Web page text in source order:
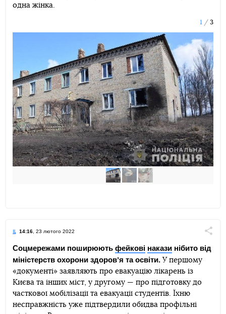
одна жінка.
1 3
14:16, 23 лютого 2022
TelegramFacebookTwitter
Соцмережами поширюють фейкові накази нібито від
міністерств охорони здоровʼя та освіти. У першому
«документі» заявляють про евакуацію лікарень із
Києва та інших міст, у другому — про підготовку до
часткової мобілізації та евакуації студентів. Їхню
несправжність уже підтвердили обидва профільні